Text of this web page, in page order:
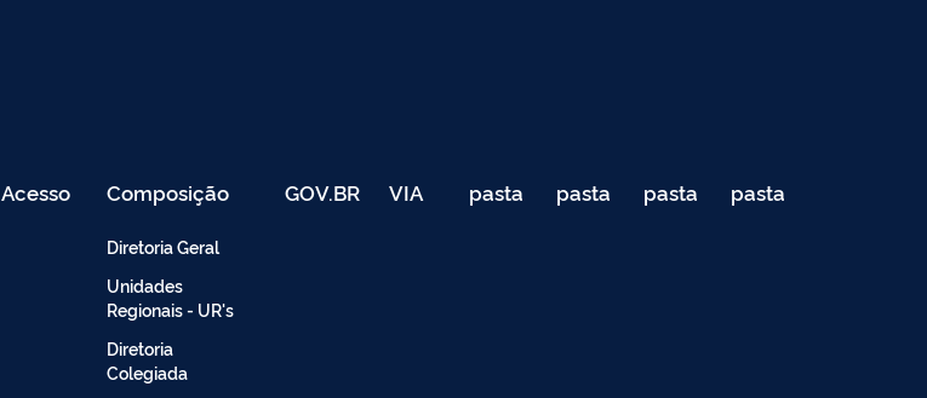
Acesso Composição
Diretoria Geral
Unidades
Regionais - UR's
Diretoria
Colegiada
GOV.BR VIA pasta
de
pasta
de
pasta
de
pasta
de